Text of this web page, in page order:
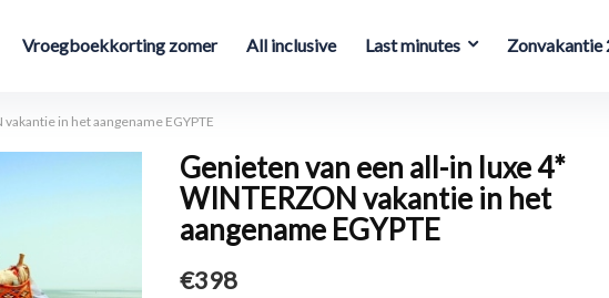
Vroegboekkorting zomer All inclusive Last minutes Zonvakantie
in het aangename EGYPTE
Genieten van een all-in luxe 4*
WINTERZON vakantie in het
aangename EGYPTE
€398